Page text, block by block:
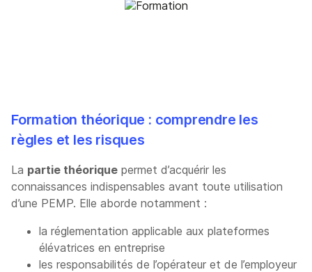
Formation théorique : comprendre les
règles et les risques
La partie théorique permet d’acquérir les
connaissances indispensables avant toute utilisation
d’une PEMP. Elle aborde notamment :
la réglementation applicable aux plateformes
élévatrices en entreprise
les responsabilités de l’opérateur et de l’employeur